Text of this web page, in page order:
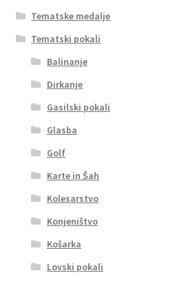
Tematske medalje
Tematski pokali
Balinanje
Dirkanje
Gasilski pokali
Glasba
Golf
Karte in Šah
Kolesarstvo
Konjeništvo
Košarka
Lovski pokali